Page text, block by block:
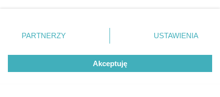
dwie możliwości: program „
Czyste Powietrze”
nieprzekraczających limitów) iulga
zmienić/wycofać klikając przycisk ustawień prywatności
znajdujący się w lewym dolnym rogu strony
rodzaje przetwarzania danych nie wymagają zgody
użytkownika, ale masz prawo sprzeciwić się takiemu
przetwarzaniu. Preferencje będą miały zastosowanie tylko
PARTNERZY USTAWIENIA
Akceptuję